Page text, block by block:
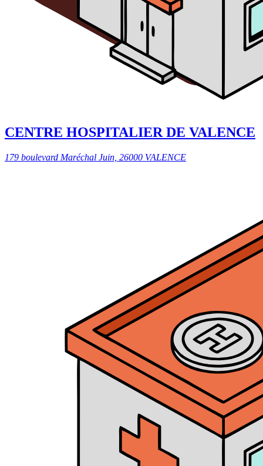
CENTRE HOSPITALIER DE VALENCE
179 boulevard Maréchal Juin, 26000 VALENCE